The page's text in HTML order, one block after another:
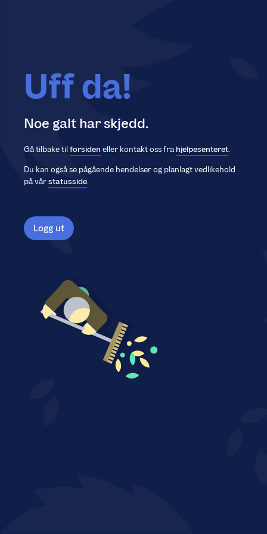
Uff da!
Noe galt har skjedd.
Gå tilbake tilforsiden eller kontakt oss frahjelpesenteret.
Du kan også se pågående hendelser og planlagt vedlikehold
på vårstatusside.
Logg ut